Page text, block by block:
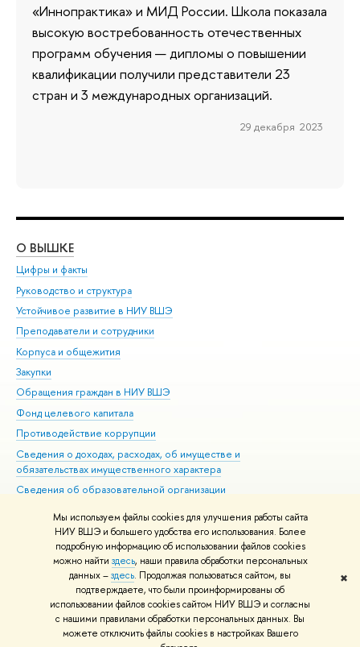
Мы используем файлы cookies для улучшения работы сайта
НИУ ВШЭ и большего удобства его использования. Более
подробную информацию об использовании файлов cookies
можно найти здесь, наши правила обработки персональных
данных –здесь. Продолжая пользоваться сайтом, вы
подтверждаете, что были проинформированы об
использовании файлов cookies сайтом НИУ ВШЭ и согласны
с нашими правилами обработки персональных данных. Вы
можете отключить файлы cookies в настройках Вашего
✖
«Иннопрактика» и МИД России. Школа показала
высокую востребованность отечественных
программ обучения — дипломы о повышении
квалификации получили представители 23
стран и 3 международных организаций.
29 декабря 2023
О ВЫШКЕ
Цифры и факты
Руководство и структура
Устойчивое развитие в НИУ ВШЭ
Преподаватели и сотрудники
Корпуса и общежития
Закупки
Обращения граждан в НИУ ВШЭ
Фонд целевого капитала
Противодействие коррупции
Сведения о доходах, расходах, об имуществе и
обязательствах имущественного характера
Сведения об образовательной организации
Людям с ограниченными возможностями здоровья
Единая платежная страница
Работа в Вышке
© НИУ ВШЭ 1993–2026 Адреса и контакты Условия использования
материалов Политика конфиденциальности Карта сайта
Шрифты HSE Sans и HSE Slab разработаны вШколе дизайна НИУ ВШЭ